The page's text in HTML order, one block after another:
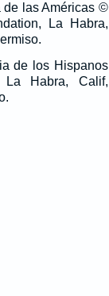
de las Américas ©
La Habra,
de los Hispanos
Habra, Calif,